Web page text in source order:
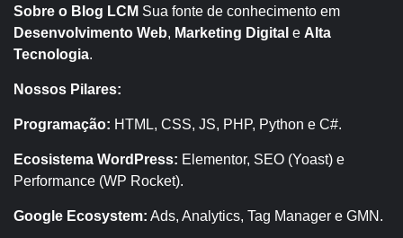
Sobre o Blog LCM Sua fonte de conhecimento em
Desenvolvimento Web, Marketing Digital e Alta
Tecnologia.
Nossos Pilares:
Programação: HTML, CSS, JS, PHP, Python e C#.
Ecosistema WordPress: Elementor, SEO (Yoast) e
Performance (WP Rocket).
Google Ecosystem: Ads, Analytics, Tag Manager e GMN.